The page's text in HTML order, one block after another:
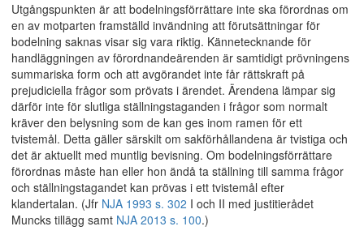
Utgångspunkten är att bodelningsförrättare inte ska förordnas om
en av motparten framställd invändning att förutsättningar för
bodelning saknas visar sig vara riktig. Kännetecknande för
handläggningen av förordnandeärenden är samtidigt prövningens
summariska form och att avgörandet inte får rättskraft på
prejudiciella frågor som prövats i ärendet. Ärendena lämpar sig
därför inte för slutliga ställningstaganden i frågor som normalt
kräver den belysning som de kan ges inom ramen för ett
tvistemål. Detta gäller särskilt om sakförhållandena är tvistiga och
det är aktuellt med muntlig bevisning. Om bodelningsförrättare
förordnas måste han eller hon ändå ta ställning till samma frågor
och ställningstagandet kan prövas i ett tvistemål efter
klandertalan. (Jfr NJA 1993 s. 302 I och II med justitierådet
Muncks tillägg samt NJA 2013 s. 100.)